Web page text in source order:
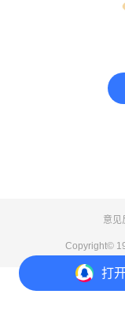
打
意见
Copyright©